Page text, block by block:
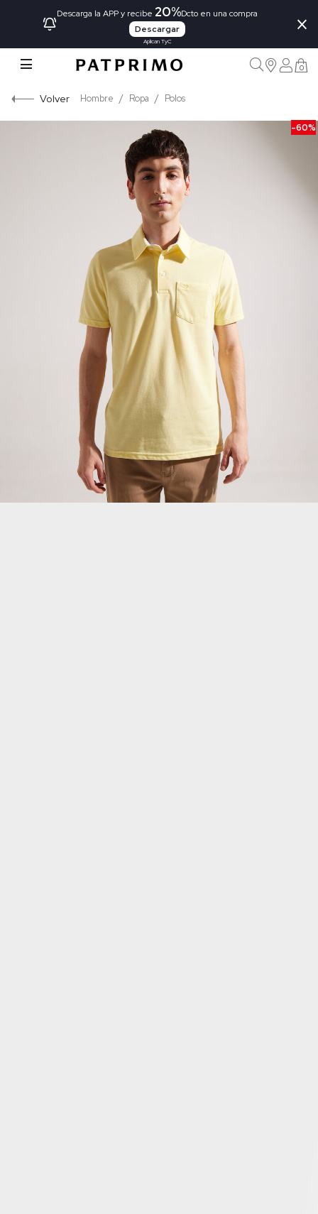
Descarga la APP y recibe 20%Dcto en una compra
Descargar
Aplican TyC
×
0
Volver Hombre Ropa Polos
-60%